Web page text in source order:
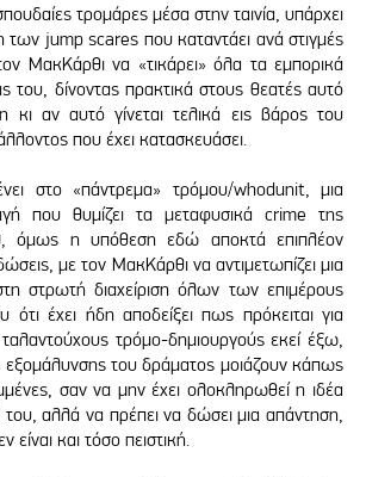
τρομάρες μέσα στην ταινία, υπάρχει
των jump scares που καταντάει ανά στιγμές
ΜακΚάρθι να «τικάρει» όλα τα εμπορικά
του, δίνοντας πρακτικά στους θεατές αυτό
αν αυτό γίνεται τελικά εις βάρος του
που έχει κατασκευάσει.
στο «πάντρεμα» τρόμου/whodunit, μια
που θυμίζει τα μεταφυσικά crime της
όμως η υπόθεση εδώ αποκτά επιπλέον
με τον ΜακΚάρθι να αντιμετωπίζει μια
στρωτή διαχείριση όλων των επιμέρους
έχει ήδη αποδείξει πως πρόκειται για
τρόμο-δημιουργούς εκεί έξω,
εξομάλυνσης του δράματος μοιάζουν κάπως
σαν να μην έχει ολοκληρωθεί η ιδέα
αλλά να πρέπει να δώσει μια απάντηση,
είναι και τόσο πειστική.